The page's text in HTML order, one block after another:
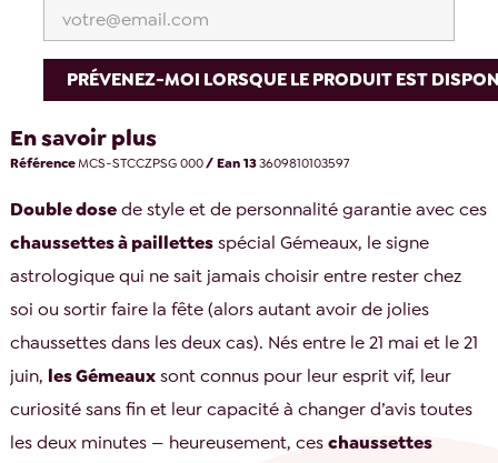
PRÉVENEZ-MOI LORSQUE LE PRODUIT EST
En savoir plus
RéférenceMCS-STCCZPSG 000/ Ean 133609810103597
Double dosede style et de personnalité garantie avec ces
chaussettes à paillettesspécial Gémeaux, le signe
astrologique qui ne sait jamais choisir entre rester chez
soi ou sortir faire la fête (alors autant avoir de jolies
chaussettes dans les deux cas). Nés entre le 21 mai et le 21
juin, les Gémeauxsont connus pour leur esprit vif, leur
curiosité sans fin et leur capacité à changer d’avis toutes
les deux minutes — heureusement, ceschaussettes